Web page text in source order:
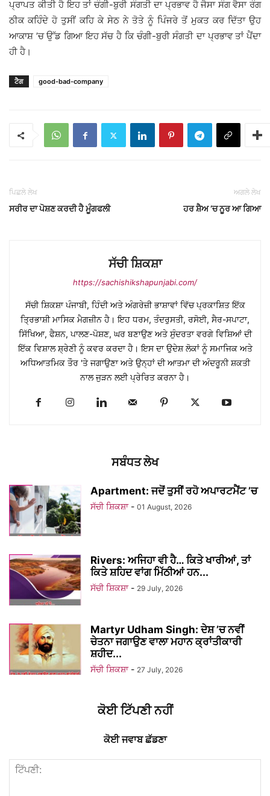
ਪ੍ਰਾਪਤ ਕੀਤੀ ਹੈ ਇਹ ਤਾਂ ਚੰਗੀ-ਬੁਰੀ ਸੰਗਤੀ ਦਾ ਪ੍ਰਭਾਵ ਹੈ ਜੈਸਾ ਸੰਗ ਵੈਸਾ ਰੰਗ
ਠੀਕ ਕਹਿੰਦੇ ਹੋ ਤੁਸੀਂ ਕਹਿ ਕੇ ਸੇਠ ਨੇ ਤੋਤੇ ਨੂੰ ਪਿੰਜਰੇ ਤੋਂ ਮੁਕਤ ਕਰ ਦਿੱਤਾ ਉਹ
ਆਕਾਸ਼ ’ਚ ਉੱਡ ਗਿਆ ਇਹ ਸੱਚ ਹੈ ਕਿ ਚੰਗੀ-ਬੁਰੀ ਸੰਗਤੀ ਦਾ ਪ੍ਰਭਾਵ ਤਾਂ ਪੈਂਦਾ
ਹੀ ਹੈ।
ਟੈਗ good-bad-company
ਪਿਛਲੇ ਲੇਖ
ਸਰੀਰ ਦਾ ਪੋਸ਼ਣ ਕਰਦੀ ਹੈ ਮੂੰਗਫਲੀ
ਅਗਲੇ ਲੇਖ
ਹਰ ਸ਼ੈਅ ’ਚ ਨੂਰ ਆ ਗਿਆ
ਸੱਚੀ ਸ਼ਿਕਸ਼ਾ
https://sachishikshapunjabi.com/
ਸੱਚੀ ਸ਼ਿਕਸ਼ਾ ਪੰਜਾਬੀ, ਹਿੰਦੀ ਅਤੇ ਅੰਗਰੇਜ਼ੀ ਭਾਸ਼ਾਵਾਂ ਵਿੱਚ ਪ੍ਰਕਾਸ਼ਿਤ ਇੱਕ
ਤ੍ਰਿਭਾਸ਼ੀ ਮਾਸਿਕ ਮੈਗਜ਼ੀਨ ਹੈ। ਇਹ ਧਰਮ, ਤੰਦਰੁਸਤੀ, ਰਸੋਈ, ਸੈਰ-ਸਪਾਟਾ,
ਸਿੱਖਿਆ, ਫੈਸ਼ਨ, ਪਾਲਣ-ਪੋਸ਼ਣ, ਘਰ ਬਣਾਉਣ ਅਤੇ ਸੁੰਦਰਤਾ ਵਰਗੇ ਵਿਸ਼ਿਆਂ ਦੀ
ਇੱਕ ਵਿਸ਼ਾਲ ਸ਼੍ਰੇਣੀ ਨੂੰ ਕਵਰ ਕਰਦਾ ਹੈ। ਇਸ ਦਾ ਉਦੇਸ਼ ਲੋਕਾਂ ਨੂੰ ਸਮਾਜਿਕ ਅਤੇ
ਅਧਿਆਤਮਿਕ ਤੌਰ 'ਤੇ ਜਗਾਉਣਾ ਅਤੇ ਉਨ੍ਹਾਂ ਦੀ ਆਤਮਾ ਦੀ ਅੰਦਰੂਨੀ ਸ਼ਕਤੀ
ਨਾਲ ਜੁੜਨ ਲਈ ਪ੍ਰੇਰਿਤ ਕਰਨਾ ਹੈ।
ਸਬੰਧਤ ਲੇਖ
Apartment: ਜਦੋਂ ਤੁਸੀਂ ਰਹੋ ਅਪਾਰਟਮੈਂਟ ’ਚ
ਸੱਚੀ ਸ਼ਿਕਸ਼ਾ - 01 August, 2026
Rivers: ਅਜਿਹਾ ਵੀ ਹੈ… ਕਿਤੇ ਖਾਰੀਆਂ, ਤਾਂ
ਕਿਤੇ ਸ਼ਹਿਦ ਵਾਂਗ ਮਿੱਠੀਆਂ ਹਨ...
ਸੱਚੀ ਸ਼ਿਕਸ਼ਾ - 29 July, 2026
Martyr Udham Singh: ਦੇਸ਼ ’ਚ ਨਵੀਂ
ਚੇਤਨਾ ਜਗਾਉਣ ਵਾਲਾ ਮਹਾਨ ਕ੍ਰਾਂਤੀਕਾਰੀ
ਸ਼ਹੀਦ...
ਸੱਚੀ ਸ਼ਿਕਸ਼ਾ - 27 July, 2026
ਕੋਈ ਟਿੱਪਣੀ ਨਹੀਂ
ਕੋਈ ਜਵਾਬ ਛੱਡਣਾ